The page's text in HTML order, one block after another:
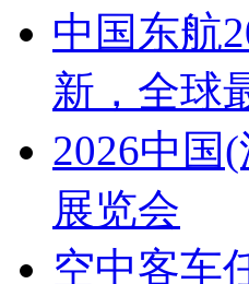
中国东航
新，全球
2026中国
展览会
空中客车